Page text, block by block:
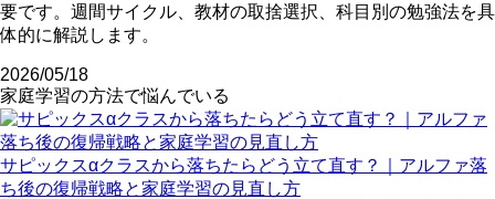
要です。週間サイクル、教材の取捨選択、科目別の勉強法を具
体的に解説します。
2026/05/18
家庭学習の方法で悩んでいる
サピックスαクラスから落ちたらどう立て直す？｜アルファ落
ち後の復帰戦略と家庭学習の見直し方